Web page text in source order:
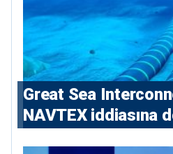
Great Sea
NAVTEX iddiasına